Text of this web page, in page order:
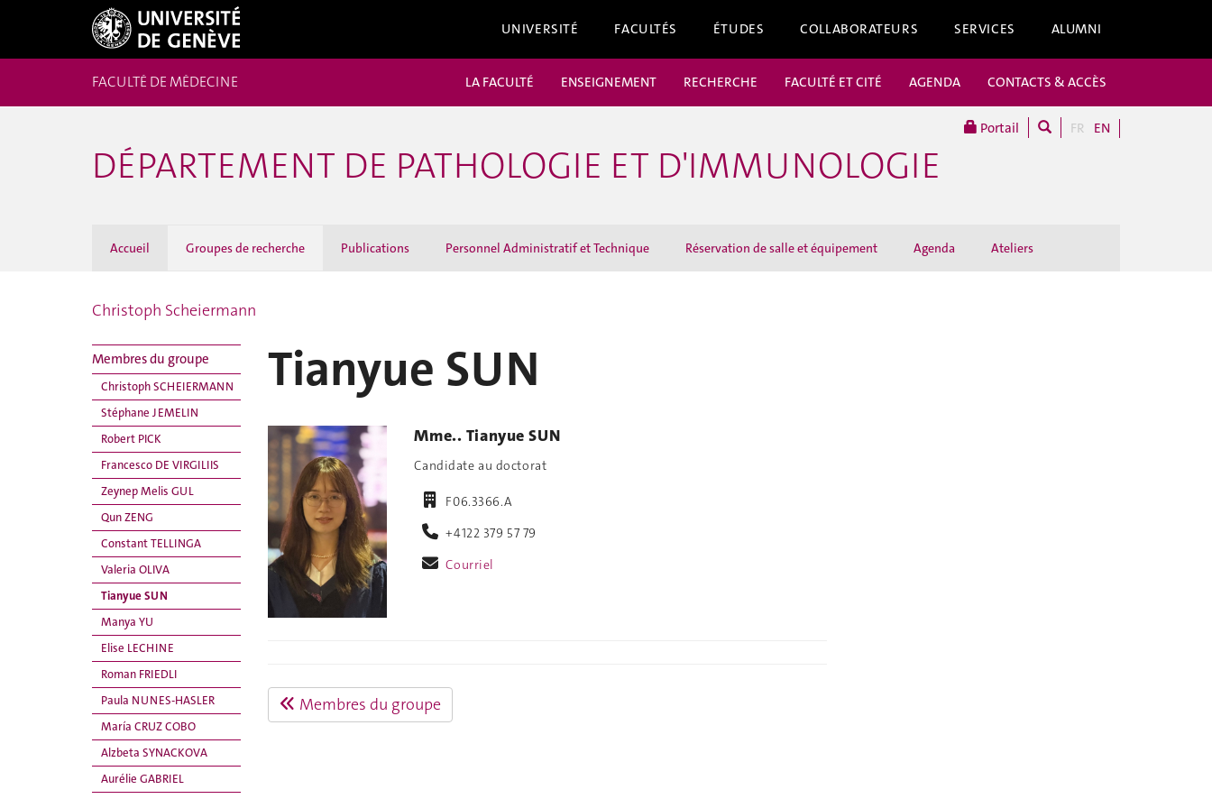
UNIVERSITÉ FACULTÉS ÉTUDES COLLABORATEURS SERVICES ALUMNI
Portail FR EN
FACULTÉ DE MÉDECINE LA FACULTÉ ENSEIGNEMENT RECHERCHE FACULTÉ ET CITÉ AGENDA CONTACTS & ACCÈS
DÉPARTEMENT DE PATHOLOGIE ET D'IMMUNOLOGIE
Accueil Groupes de recherche Publications Personnel Administratif et Technique Réservation de salle et équipement Agenda Ateliers
Christoph Scheiermann
Membres du groupe
Christoph SCHEIERMANN
Stéphane JEMELIN
Robert PICK
Francesco DE VIRGILIIS
Zeynep Melis GUL
Qun ZENG
Constant TELLINGA
Valeria OLIVA
Tianyue SUN
Manya YU
Elise LECHINE
Roman FRIEDLI
Paula NUNES-HASLER
María CRUZ COBO
Alzbeta SYNACKOVA
Aurélie GABRIEL
Tianyue SUN
Mme.. Tianyue SUN
Candidate au doctorat
F06.3366.A
+4122 379 57 79
Courriel
Membres du groupe